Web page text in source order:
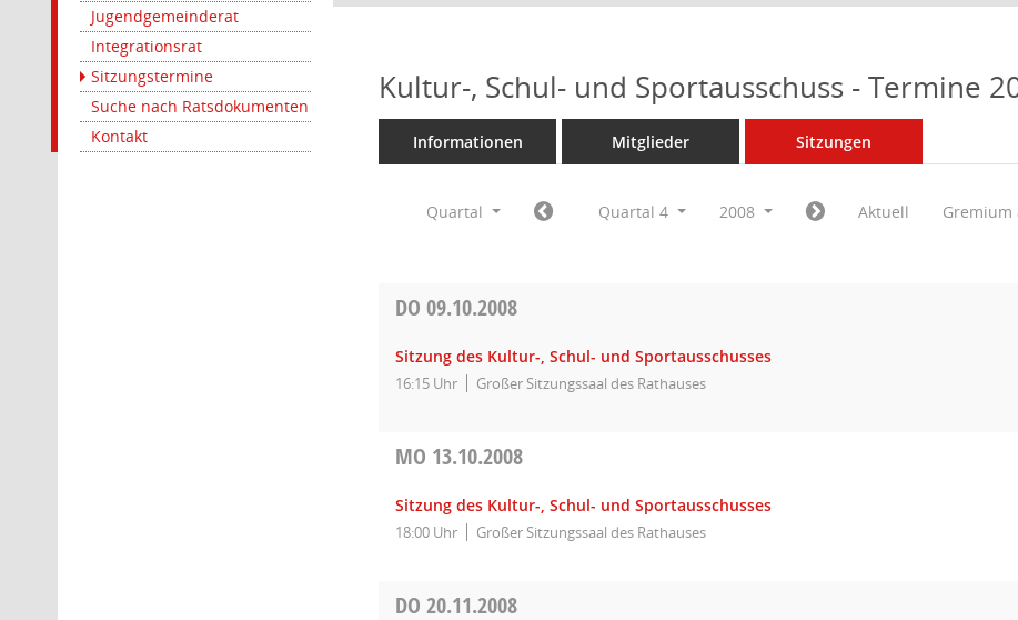
Jugendgemeinderat
Integrationsrat
Sitzungstermine
Suche nach Ratsdokumenten
Kontakt
Kultur-, Schul- und Sportausschuss - Termine
Informationen Mitglieder Sitzungen
Quartal Quartal 4 2008 Aktuell Gremium
DO09.10.2008
Sitzung des Kultur-, Schul- und Sportausschusses
16:15 Uhr Großer Sitzungssaal des Rathauses
MO 13.10.2008
Sitzung des Kultur-, Schul- und Sportausschusses
18:00 Uhr Großer Sitzungssaal des Rathauses
DO20.11.2008